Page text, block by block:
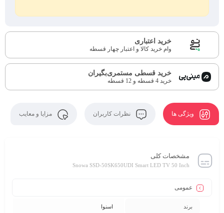
خرید اعتباری
وام خرید کالا و اعتبار چهار قسطه
خرید قسطی مستمری‌بگیران
خرید 4 قسطه و 12 قسطه
ویژگی ها نظرات کاربران مزایا و معایب
مشخصات کلی
Snowa SSD-50SK650UDI Smart LED TV 50 Inch
عمومی
برند اسنوا